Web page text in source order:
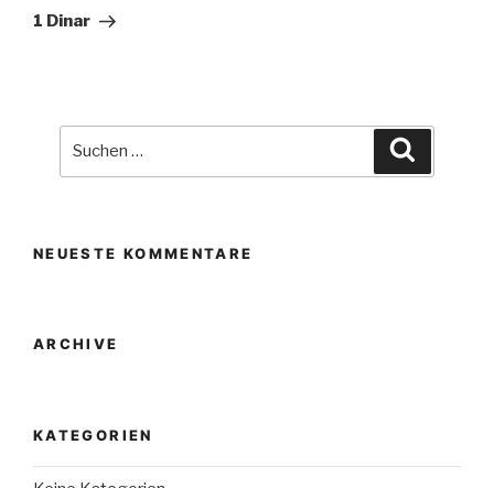
Beitrag
1 Dinar
NEUESTE KOMMENTARE
ARCHIVE
KATEGORIEN